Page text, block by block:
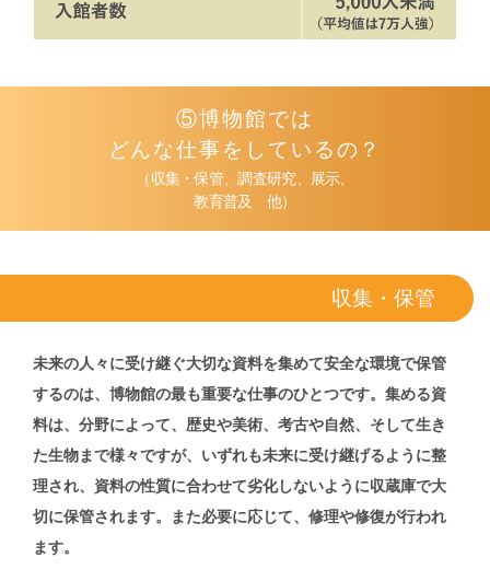
⑤博物館では
どんな仕事をしているの？
（収集・保管、調査研究、展示、
教育普及 他）
収集・保管
未来の人々に受け継ぐ大切な資料を集めて安全な環境で保管
するのは、博物館の最も重要な仕事のひとつです。集める資
料は、分野によって、歴史や美術、考古や自然、そして生き
た生物まで様々ですが、いずれも未来に受け継げるように整
理され、資料の性質に合わせて劣化しないように収蔵庫で大
切に保管されます。また必要に応じて、修理や修復が行われ
ます。